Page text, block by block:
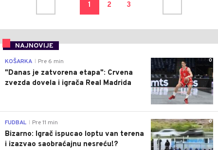
1 2 3
NAJNOVIJE
0
KOŠARKA Pre 6 min
"Danas je zatvorena etapa": Crvena
zvezda dovela i igrača Real Madrida
0
FUDBAL Pre 11 min
Bizarno: Igrač ispucao loptu van terena
i izazvao saobraćajnu nesreću!?